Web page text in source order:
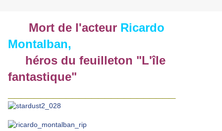
Mort de l'acteur Ricardo
Montalban,
héros du feuilleton "L'île
fantastique"